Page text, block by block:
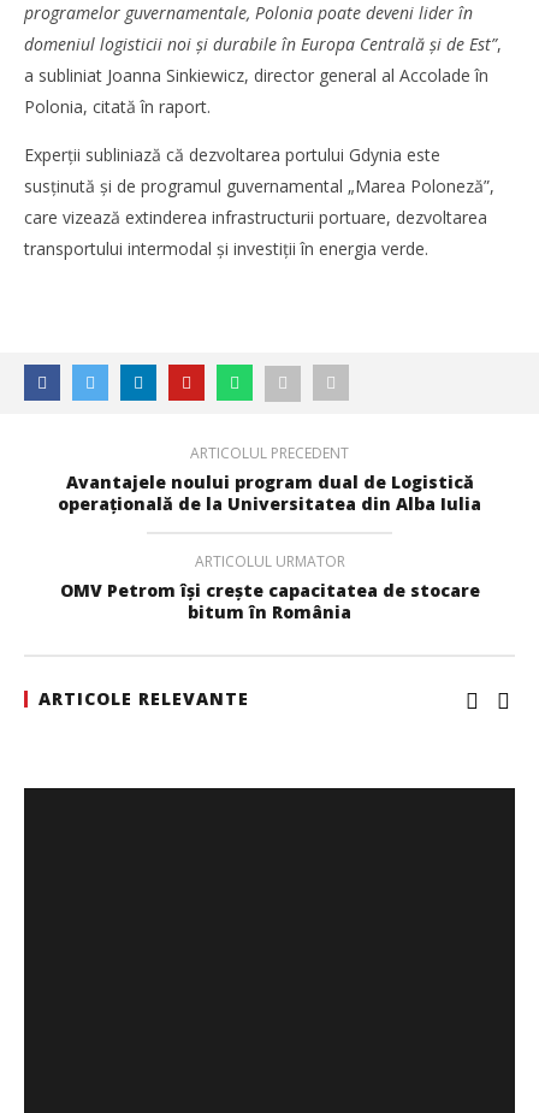
dezvoltarea transportului de marfă în regiunea Mării
Negre
Cushman & Wakefield Echinox: Cererea de spații
programelor guvernamentale, Polonia poate deveni lider în
domeniul logisticii noi și durabile în Europa Centrală și de Est”,
a subliniat Joanna Sinkiewicz, director general al Accolade în
Polonia, citată în raport.
Experții subliniază că dezvoltarea portului Gdynia este
susținută și de programul guvernamental „Marea Poloneză”,
care vizează extinderea infrastructurii portuare, dezvoltarea
transportului intermodal și investiții în energia verde.
ARTICOLUL PRECEDENT
Avantajele noului program dual de Logistică
operațională de la Universitatea din Alba Iulia
ARTICOLUL URMATOR
OMV Petrom își crește capacitatea de stocare
bitum în România
ARTICOLE RELEVANTE